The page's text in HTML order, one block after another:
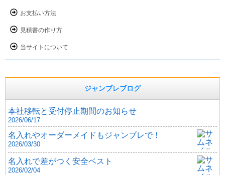
お支払い方法
見積書の作り方
当サイトについて
ジャンブレブログ
本社移転と受付停止期間のお知らせ
2026/06/17
名入れやオーダーメイドもジャンブレで！
2026/03/30
名入れで差がつく安全ベスト
2026/02/04